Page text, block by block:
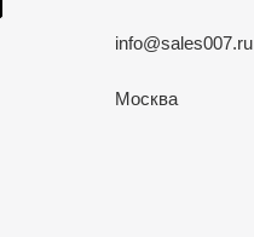
info@sales007.ru
Москва